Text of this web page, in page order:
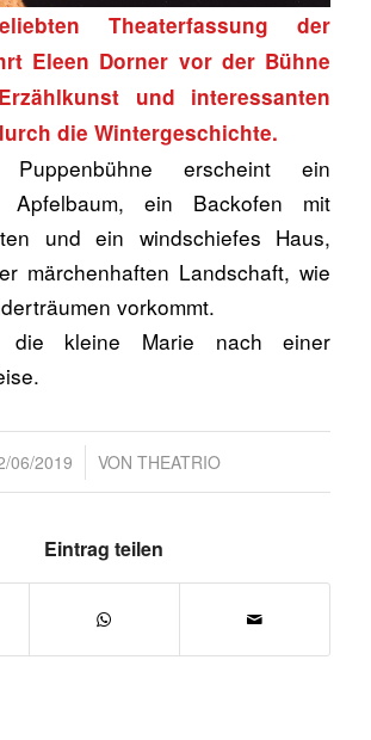
Theaterfassung der
Eleen Dorner vor der Bühne
und interessanten
die Wintergeschichte.
erscheint ein
Apfelbaum, ein Backofen mit
und ein windschiefes Haus,
märchenhaften Landschaft, wie
vorkommt.
die kleine Marie nach einer
06/2019
/ VON THEATRIO
Eintrag teilen